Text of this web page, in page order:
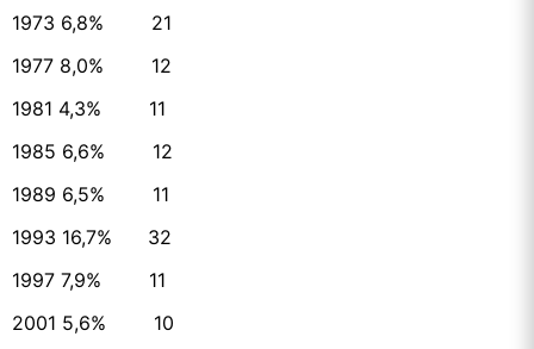
1973 6,8% 21
1977 8,0% 12
1981 4,3% 11
1985 6,6% 12
1989 6,5% 11
1993 16,7% 32
1997 7,9% 11
2001 5,6% 10